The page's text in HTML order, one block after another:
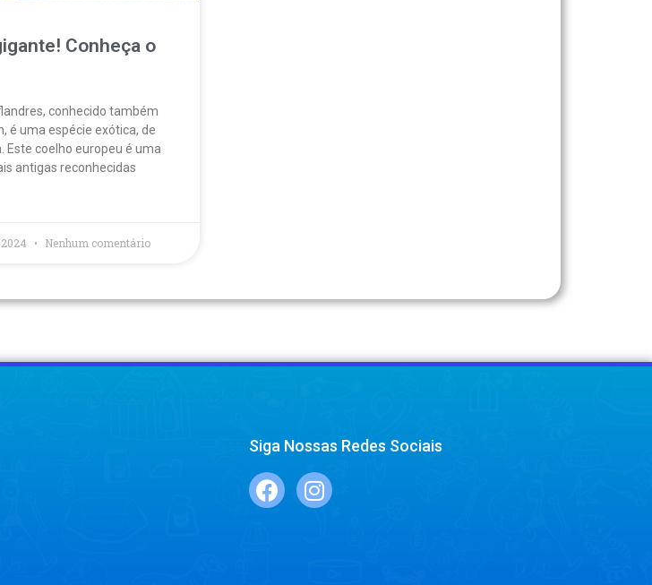
Conheça o
conhecido também
é uma espécie exótica, de
Este coelho europeu é uma
antigas reconhecidas
Nenhum comentário
Siga Nossas Redes Sociais